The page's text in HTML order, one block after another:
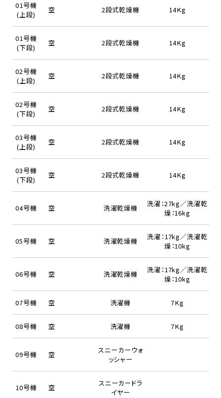
01号機
(上段)
空 2段式乾燥機 14Kg
01号機
(下段)
空 2段式乾燥機 14Kg
02号機
(上段)
空 2段式乾燥機 14Kg
02号機
(下段)
空 2段式乾燥機 14Kg
03号機
(上段)
空 2段式乾燥機 14Kg
03号機
(下段)
空 2段式乾燥機 14Kg
04号機 空 洗濯乾燥機
洗濯：27kg／洗濯乾
燥：16kg
05号機 空 洗濯乾燥機
洗濯：17kg／洗濯乾
燥：10kg
06号機 空 洗濯乾燥機
洗濯：17kg／洗濯乾
燥：10kg
07号機 空 洗濯機 7Kg
08号機 空 洗濯機 7Kg
09号機 空
スニーカーウォ
ッシャー
10号機 空
スニーカードラ
イヤー